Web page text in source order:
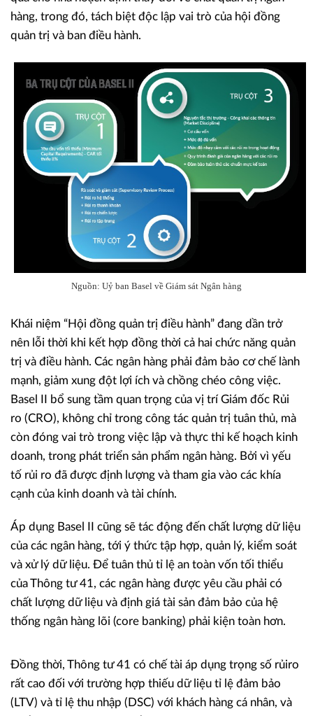
hàng, trong đó, tách biệt độc lập vai trò của hội đồng
quản trị và ban điều hành.
Nguồn: Uỷ ban Basel về Giám sát Ngân hàng
Khái niệm “Hội đồng quản trị điều hành” đang dần trở
nên lỗi thời khi kết hợp đồng thời cả hai chức năng quản
trị và điều hành. Các ngân hàng phải đảm bảo cơ chế lành
mạnh, giảm xung đột lợi ích và chồng chéo công việc.
Basel II bổ sung tầm quan trọng của vị trí Giám đốc Rủi
ro (CRO), không chỉ trong công tác quản trị tuân thủ, mà
còn đóng vai trò trong việc lập và thực thi kế hoạch kinh
doanh, trong phát triển sản phẩm ngân hàng. Bởi vì yếu
tố rủi ro đã được định lượng và tham gia vào các khía
cạnh của kinh doanh và tài chính.
Áp dụng Basel II cũng sẽ tác động đến chất lượng dữ liệu
của các ngân hàng, tới ý thức tập hợp, quản lý, kiểm soát
và xử lý dữ liệu. Để tuân thủ tỉ lệ an toàn vốn tối thiểu
của Thông tư 41, các ngân hàng được yêu cầu phải có
chất lượng dữ liệu và định giá tài sản đảm bảo của hệ
thống ngân hàng lõi (core banking) phải kiện toàn hơn.
Đồng thời, Thông tư 41 có chế tài áp dụng trọng số rủiro
rất cao đối với trường hợp thiếu dữ liệu tỉ lệ đảm bảo
(LTV) và tỉ lệ thu nhập (DSC) với khách hàng cá nhân, và